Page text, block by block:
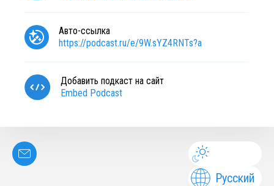
Авто-ссылка
https://podcast.ru/e/9W.sYZ4RNTs?a
Добавить подкаст на сайт
Embed Podcast
Русский